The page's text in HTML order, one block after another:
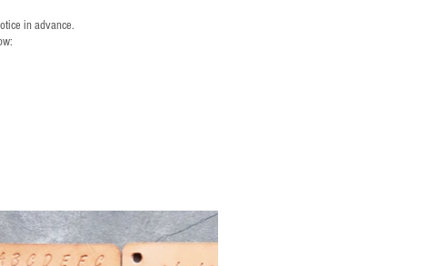
in advance.